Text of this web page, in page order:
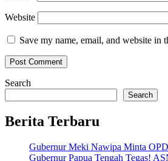
Website
Save my name, email, and website in
Search
Search
Berita Terbaru
Gubernur Meki Nawipa Minta
Gubernur Papua Tengah Tegas!